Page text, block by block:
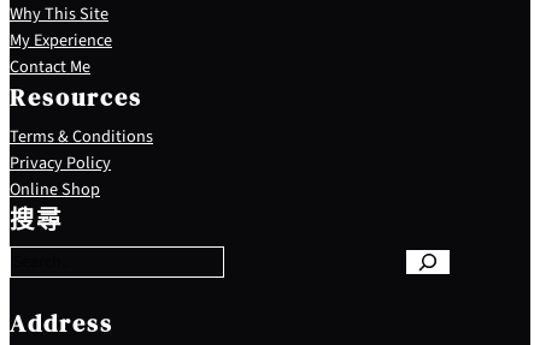
Why This Site
My Experience
Contact Me
Resources
Terms & Conditions
Privacy Policy
Online Shop
搜尋
S
e
a
c
h
Address